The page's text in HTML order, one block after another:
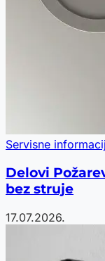
Servisne
Delovi
bez struje
17.07.2026.